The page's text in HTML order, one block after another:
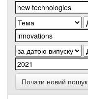
Почати новий пошук